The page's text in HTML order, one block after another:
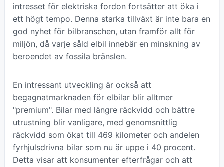
intresset för elektriska fordon fortsätter att öka i
ett högt tempo. Denna starka tillväxt är inte bara en
god nyhet för bilbranschen, utan framför allt för
miljön, då varje såld elbil innebär en minskning av
beroendet av fossila bränslen.
En intressant utveckling är också att
begagnatmarknaden för elbilar blir alltmer
"premium". Bilar med längre räckvidd och bättre
utrustning blir vanligare, med genomsnittlig
räckvidd som ökat till 469 kilometer och andelen
fyrhjulsdrivna bilar som nu är uppe i 40 procent.
Detta visar att konsumenter efterfrågar och att